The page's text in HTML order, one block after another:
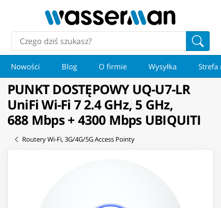
Nowości Blog O firmie Wysyłka Strefa
PUNKT DOSTĘPOWY UQ-U7-LR
UniFi Wi-Fi 7 2.4 GHz, 5 GHz,
688 Mbps + 4300 Mbps UBIQUITI
Routery Wi-Fi, 3G/4G/5G Access Pointy